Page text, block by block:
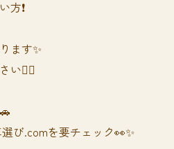
方❗️
ます✨
い🙆‍♀️
.comを要チェック👀✨